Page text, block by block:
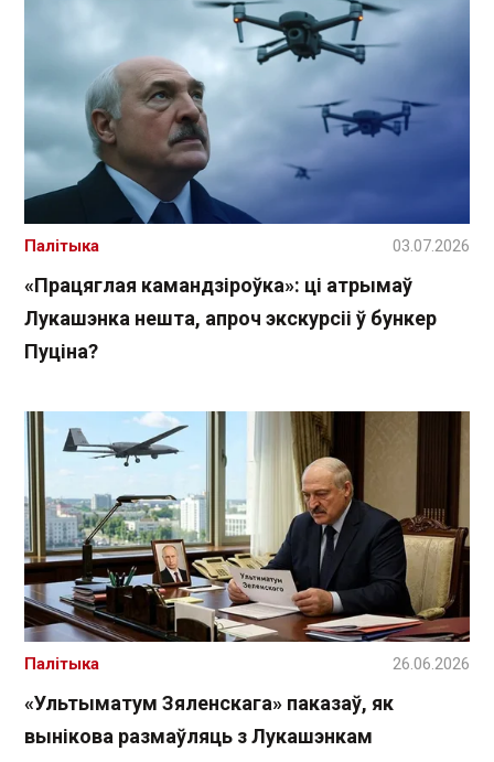
«Працяглая камандзіроўка»: ці атрымаў
Лукашэнка нешта, апроч экскурсіі ў бункер
Пуціна?
Палітыка 03.07.2026
«Ультыматум Зяленскага» паказаў, як
вынікова размаўляць з Лукашэнкам
Палітыка 26.06.2026